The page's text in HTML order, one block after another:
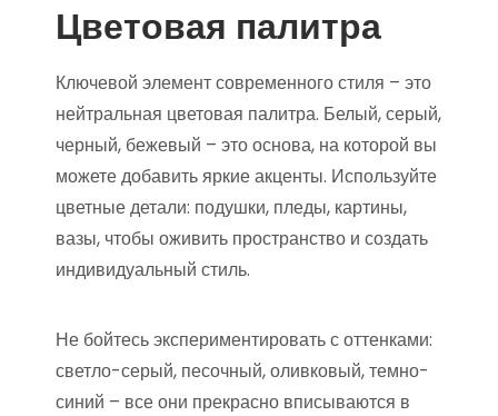
Цветовая палитра
Ключевой элемент современного стиля – это
нейтральная цветовая палитра. Белый, серый,
черный, бежевый – это основа, на которой вы
можете добавить яркие акценты. Используйте
цветные детали: подушки, пледы, картины,
вазы, чтобы оживить пространство и создать
индивидуальный стиль.
Не бойтесь экспериментировать с оттенками:
светло-серый, песочный, оливковый, темно-
синий – все они прекрасно вписываются в